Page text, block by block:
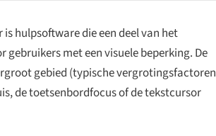
is hulpsoftware die een deel van het
gebruikers met een visuele beperking. De
gebied (typische vergrotingsfactoren
de toetsenbordfocus of de tekstcursor